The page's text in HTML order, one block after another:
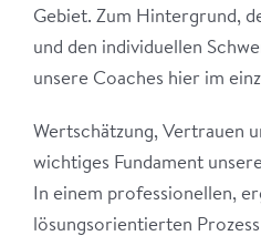
Gebiet. Zum Hintergrund,
und den individuellen
unsere Coaches hier im
Wertschätzung, Vertrauen
wichtiges Fundament
In einem professionellen,
lösungsorientierten